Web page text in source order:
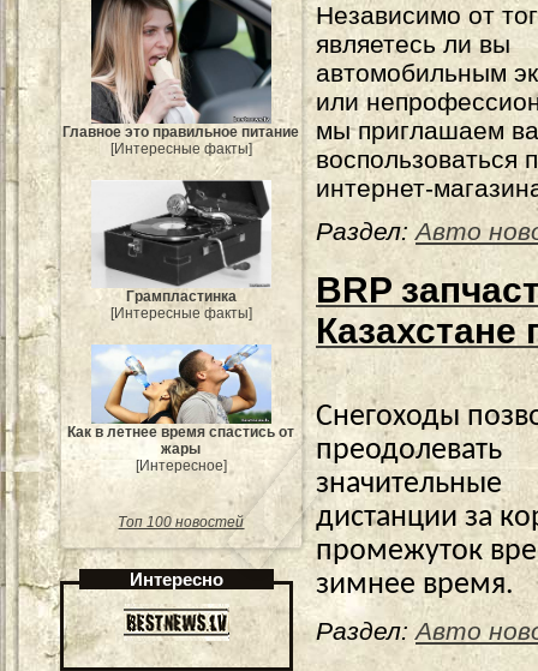
Главное это правильное питание
[Интересные факты]
Грампластинка
[Интересные факты]
Как в летнее время спастись от
жары
[Интересное]
Топ 100 новостей
Интересно
Независимо от
являетесь ли вы
автомобильным
или
мы приглашаем
воспользоваться
интернет-
Раздел: Авто
BRP
Снегоходы
преодолевать
значительные
дистанции за
промежуток
зимнее время.
Раздел: Авто